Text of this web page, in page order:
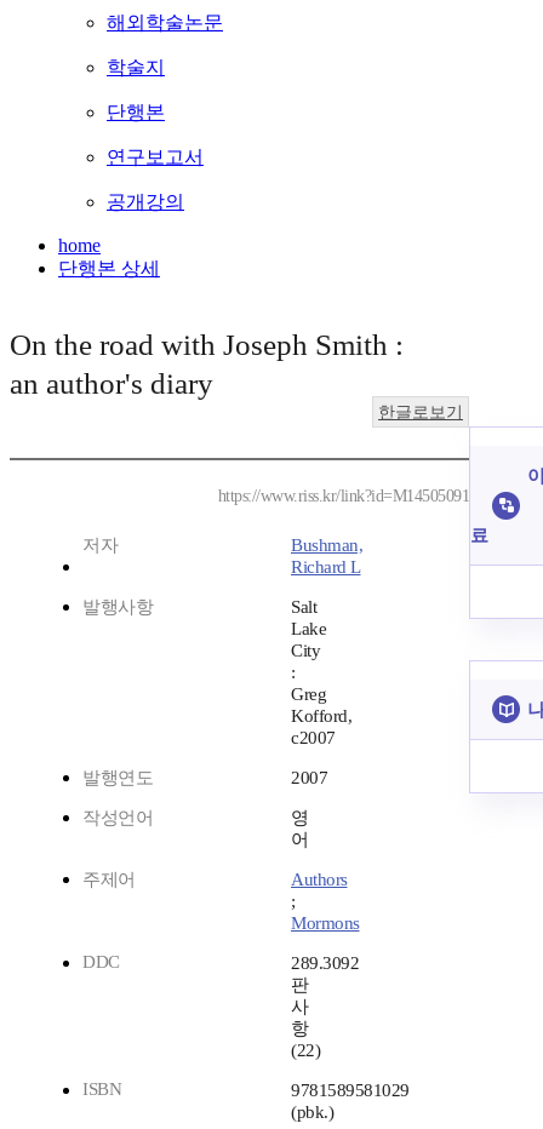
해외학술논문
학술지
단행본
연구보고서
공개강의
home
단행본 상세
On the road with Joseph Smith :
an author's diary
한글로보기
https://www.riss.kr/link?id=M14505091
저자
Bushman,
Richard L
발행사항
Salt
Lake
City
:
Greg
Kofford,
c2007
발행연도 2007
작성언어
영
어
주제어
Authors
;
Mormons
DDC
289.3092
판
사
항
(22)
ISBN
9781589581029
(pbk.)
료